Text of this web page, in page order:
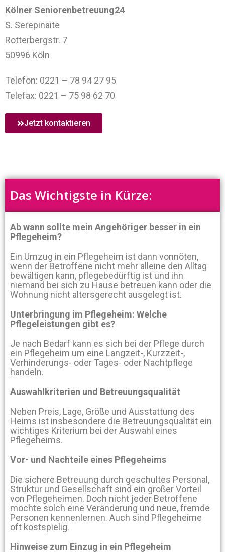
Kölner Seniorenbetreuung24
S. Serepinaite
Rotterbergstr. 7
50996 Köln
Telefon: 0221 – 78 94 27 95
Telefax: 0221 – 75 98 62 70
Jetzt kontaktieren
Das Wichtigste in Kürze:
Ab wann sollte mein Angehöriger besser in ein
Pflegeheim?
Ein Umzug in ein Pflegeheim ist dann vonnöten,
wenn der Betroffene nicht mehr alleine den Alltag
bewältigen kann, pflegebedürftig ist und ihn
niemand bei sich zu Hause betreuen kann oder die
Wohnung nicht altersgerecht ausgelegt ist.
Unterbringung im Pflegeheim: Welche
Pflegeleistungen gibt es?
Je nach Bedarf kann es sich bei der Pflege durch
ein Pflegeheim um eine Langzeit-, Kurzzeit-,
Verhinderungs- oder Tages- oder Nachtpflege
handeln.
Auswahlkriterien und Betreuungsqualität
Neben Preis, Lage, Größe und Ausstattung des
Heims ist insbesondere die Betreuungsqualität ein
wichtiges Kriterium bei der Auswahl eines
Pflegeheims.
Vor- und Nachteile eines Pflegeheims
Die sichere Betreuung durch geschultes Personal,
Struktur und Gesellschaft sind ein großer Vorteil
von Pflegeheimen. Doch nicht jeder Betroffene
möchte solch eine Veränderung und neue, fremde
Personen kennenlernen. Auch sind Pflegeheime
oft kostspielig.
Hinweise zum Einzug in ein Pflegeheim